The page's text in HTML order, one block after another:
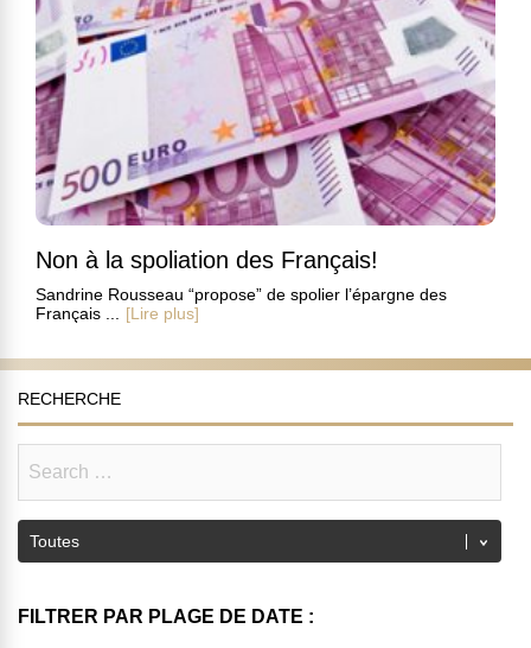
Non à la spoliation des Français!
Sandrine Rousseau “propose” de spolier l’épargne des
Français ...
[Lire plus]
RECHERCHE
FILTRER PAR PLAGE DE DATE :